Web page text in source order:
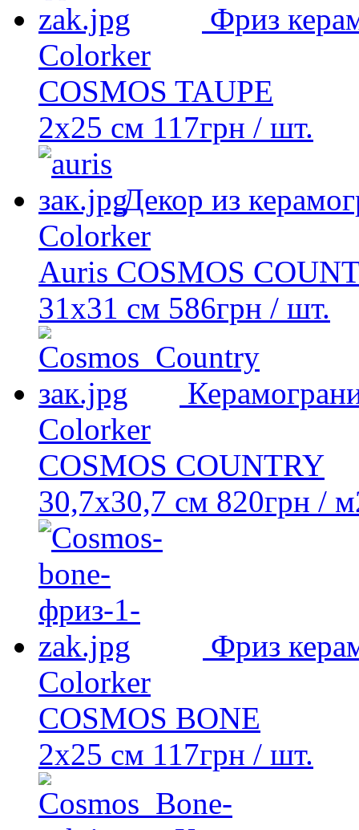
Фриз
Colorker
COSMOS TAUPE
2х25 см 117грн / шт.
Декор из
Colorker
Auris COSMOS
31х31 см 586грн / шт.
Colorker
COSMOS COUNTRY
30,7х30,7 см 820грн /
Фриз
Colorker
COSMOS BONE
2х25 см 117грн / шт.